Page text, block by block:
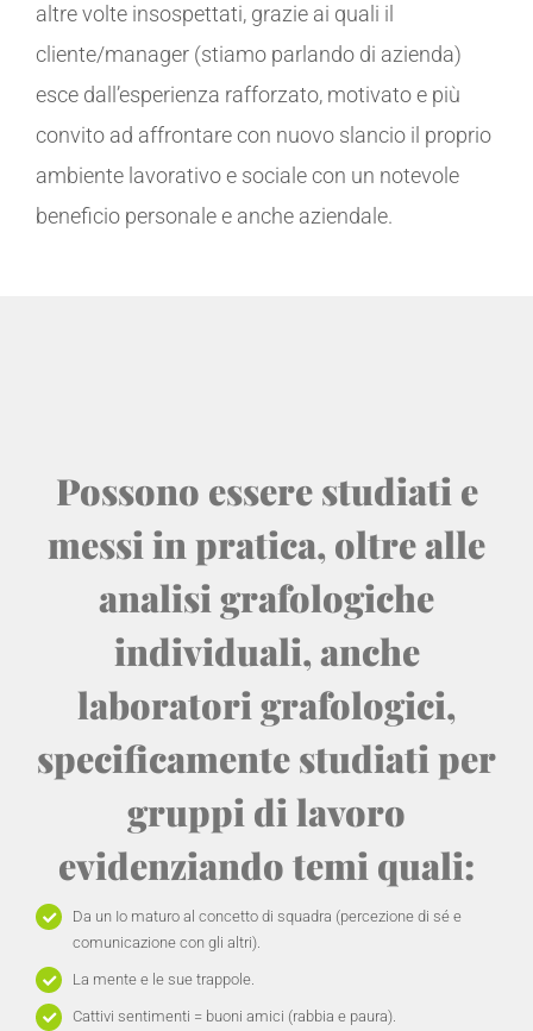
altre volte insospettati, grazie ai quali il
cliente/manager (stiamo parlando di azienda)
esce dall’esperienza rafforzato, motivato e più
convito ad affrontare con nuovo slancio il proprio
ambiente lavorativo e sociale con un notevole
beneficio personale e anche aziendale.
Possono essere studiati e
messi in pratica, oltre alle
analisi grafologiche
individuali, anche
laboratori grafologici,
specificamente studiati per
gruppi di lavoro
evidenziando temi quali:
Da un Io maturo al concetto di squadra (percezione di sé e
comunicazione con gli altri).
La mente e le sue trappole.
Cattivi sentimenti = buoni amici (rabbia e paura).